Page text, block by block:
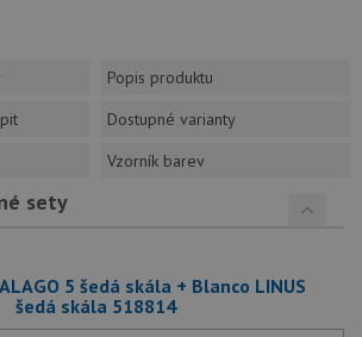
Popis produktu
Dostupné varianty
Vzorník barev
sety
5 šedá skála + Blanco LINUS
šedá skála 518814